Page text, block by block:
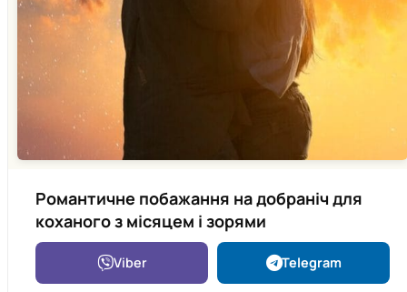
Романтичне побажання на добраніч для
коханого з місяцем і зорями
Viber Telegram